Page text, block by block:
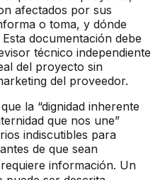
afectados por sus
o toma, y dónde
documentación debe
técnico independiente
del proyecto sin
del proveedor.
la “dignidad inherente
que nos une”
indiscutibles para
de que sean
información. Un